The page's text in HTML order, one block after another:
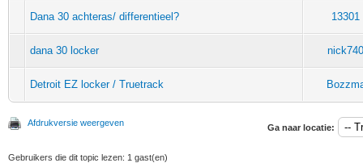
Dana 30 achteras/ differentieel? 13301
dana 30 locker nick740
Detroit EZ locker / Truetrack
Afdrukversie weergeven Ga naar locatie:
Gebruikers die dit topic lezen: 1 gast(en)